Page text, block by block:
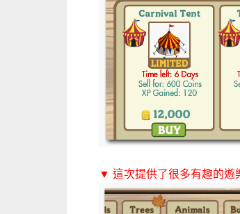
▼ 這次提供了很多有趣的遊